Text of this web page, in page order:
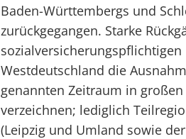
Baden-Württembergs und
zurückgegangen. Starke
Westdeutschland die
genannten Zeitraum in
verzeichnen; lediglich
(Leipzig und Umland sowie